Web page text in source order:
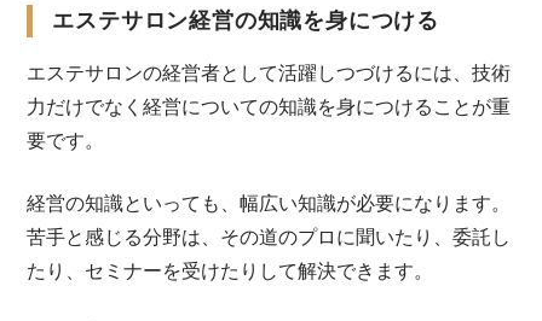
エステサロン経営の知識を身につける
エステサロンの経営者として活躍しつづけるには、技術
力だけでなく経営についての知識を身につけることが重
要です。
経営の知識といっても、幅広い知識が必要になります。
苦手と感じる分野は、その道のプロに聞いたり、委託し
たり、セミナーを受けたりして解決できます。